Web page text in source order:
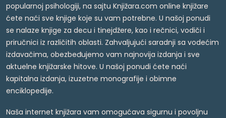
popularnoj psihologiji, na sajtu Knjižara.com online knjižare
ćete naći sve knjige koje su vam potrebne. U našoj ponudi
se nalaze knjige za decu i tinejdžere, kao i rečnici, vodiči i
priručnici iz različitih oblasti. Zahvaljujući saradnji sa vodećim
izdavačima, obezbeđujemo vam najnovija izdanja i sve
aktuelne knjižarske hitove. U našoj ponudi ćete naći
kapitalna izdanja, izuzetne monografije i obimne
enciklopedije.
Naša internet knjižara vam omogućava sigurnu i povoljnu